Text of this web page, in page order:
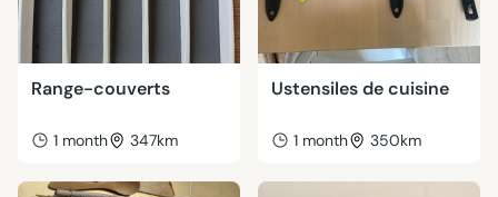
Range-couverts
1 month 347km
Ustensiles de cuisine
1 month 350km